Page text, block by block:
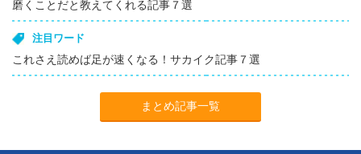
磨くことだと教えてくれる記事７選
注目ワード
これさえ読めば足が速くなる！サカイク記事７選
まとめ記事一覧